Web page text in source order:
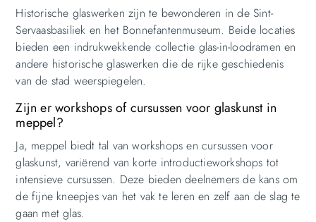
Historische glaswerken zijn te bewonderen in de Sint-
Servaasbasiliek en het Bonnefantenmuseum. Beide locaties
bieden een indrukwekkende collectie glas-in-loodramen en
andere historische glaswerken die de rijke geschiedenis
van de stad weerspiegelen.
Zijn er workshops of cursussen voor glaskunst in
meppel?
Ja, meppel biedt tal van workshops en cursussen voor
glaskunst, variërend van korte introductieworkshops tot
intensieve cursussen. Deze bieden deelnemers de kans om
de fijne kneepjes van het vak te leren en zelf aan de slag te
gaan met glas.